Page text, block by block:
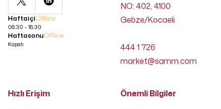
HaftaiçiOffline
08:30 - 18:30
HaftasonuOffline
Kapalı
NO: 402, 4100
Gebze/Kocaeli
444 1 726
market@samm.com
Hızlı Erişim
Önemli Bilgiler